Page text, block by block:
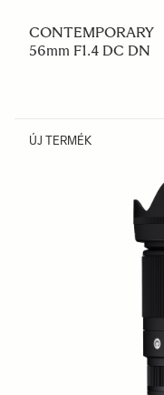
CONTEMPORARY
56mm F1.4 DC DN